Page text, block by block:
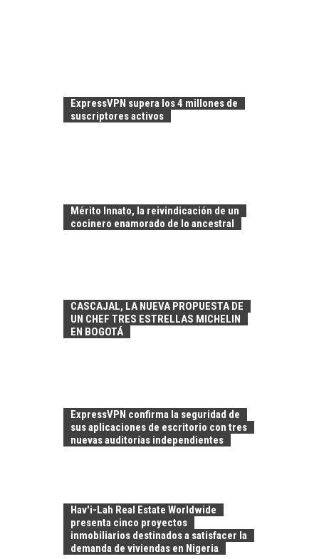
ExpressVPN supera los 4 millones de
suscriptores activos
Mérito Innato, la reivindicación de un
cocinero enamorado de lo ancestral
CASCAJAL, LA NUEVA PROPUESTA DE
UN CHEF TRES ESTRELLAS MICHELIN
EN BOGOTÁ
ExpressVPN confirma la seguridad de
sus aplicaciones de escritorio con tres
nuevas auditorías independientes
Hav'i-Lah Real Estate Worldwide
presenta cinco proyectos
inmobiliarios destinados a satisfacer la
demanda de viviendas en Nigeria
CHILE
El auge de las
ATACAMA:
OPORTUNIDADES
PARA EL
DESARROLLO LOCAL